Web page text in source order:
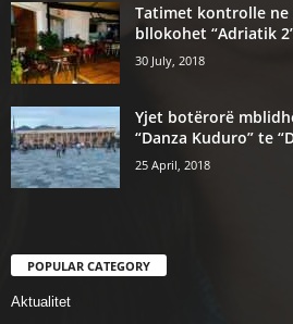
Tatimet kontrolle
bllokohet “Adriatik
30 July, 2018
Yjet botërorë
“Danza Kuduro” te
25 April, 2018
POPULAR CATEGORY
Aktualitet